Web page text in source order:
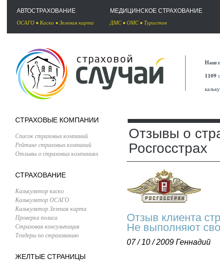
АВТОСТРАХОВАНИЕ
ОСАГО • Каско • Зеленая карта
МЕДИЦИНСКОЕ СТРАХОВАНИЕ
ДМС• ОМС• Туристов
Наш
1109
СТРАХОВЫЕ КОМПАНИИ
Список страховых компаний
Рейтинг страховых компаний
Отзывы о страховых компаниях
СТРАХОВАНИЕ
Калькулятор каско
Калькулятор ОСАГО
Калькулятор Зеленая карта
Проверка полиса
Страховая консультация
Тендеры по страхованию
ЖЕЛТЫЕ СТРАНИЦЫ
Отзывы о
Росгосстрах
Отзыв клиента
Не выполняют
07 / 10 / 2009 Геннадий